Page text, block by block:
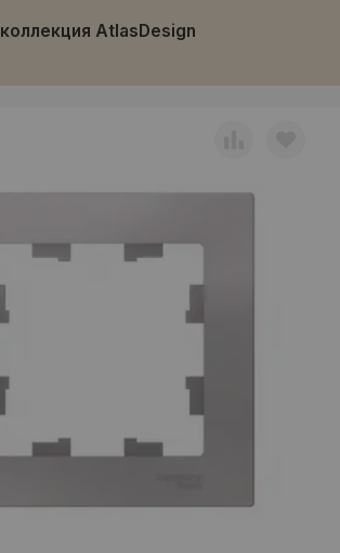
коллекция AtlasDesign